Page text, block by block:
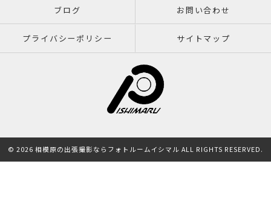
ブログ お問い合わせ
プライバシーポリシー サイトマップ
© 2026 相模原の出張撮影ならフォトルームイシマル ALL RIGHTS RESERVED.